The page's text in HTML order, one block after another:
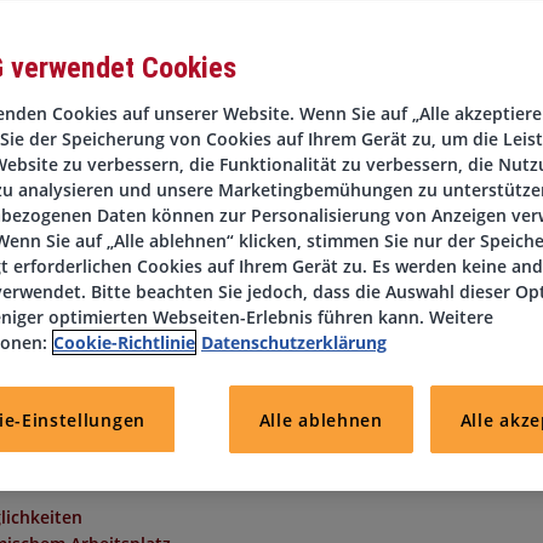
zählt die DIS AG zu den führenden
ist spezialisiert auf die gezielte Besetzung von Positionen im
, das sich auf administrative Geschäftsprozesse
Arbeitsstrukturen und klare interne Abläufeaus. Gesucht
Standort Mettmann im Rahmen der direkten Festanstellung
verwendet Cookies
Cookies auf unserer Website. Wenn Sie auf „Alle
der Speicherung von Cookies auf Ihrem Gerät zu, um die
zu verbessern, die Funktionalität zu verbessern, die
analysieren und unsere Marketingbemühungen zu
Daten können zur Personalisierung von Anzeigen
Sie auf „Alle ablehnen“ klicken, stimmen Sie nur der
erforderlichen Cookies auf Ihrem Gerät zu. Es werden keine
Bitte beachten Sie jedoch, dass die Auswahl dieser
optimierten Webseiten-Erlebnis führen kann. Weitere
Cookie-Richtlinie Datenschutzerklärung
Einstellungen Alle ablehnen Alle